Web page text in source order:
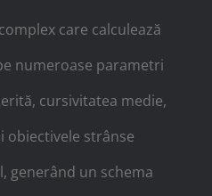
care calculează
numeroase parametri
cursivitatea medie,
obiectivele strânse
generând un schema